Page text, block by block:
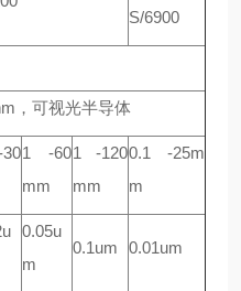
S/6900
，可视光半导体
301 -60
mm
1 -120
mm
0.1 -25m
m
0.05u
m
0.1um 0.01um